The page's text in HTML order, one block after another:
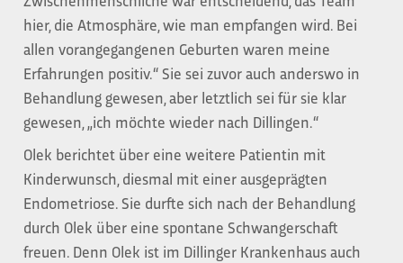
hier, die Atmosphäre, wie man empfangen wird. Bei
allen vorangegangenen Geburten waren meine
Erfahrungen positiv.“ Sie sei zuvor auch anderswo in
Behandlung gewesen, aber letztlich sei für sie klar
gewesen, „ich möchte wieder nach Dillingen.“
Olek berichtet über eine weitere Patientin mit
Kinderwunsch, diesmal mit einer ausgeprägten
Endometriose. Sie durfte sich nach der Behandlung
durch Olek über eine spontane Schwangerschaft
freuen. Denn Olek ist im Dillinger Krankenhaus auch